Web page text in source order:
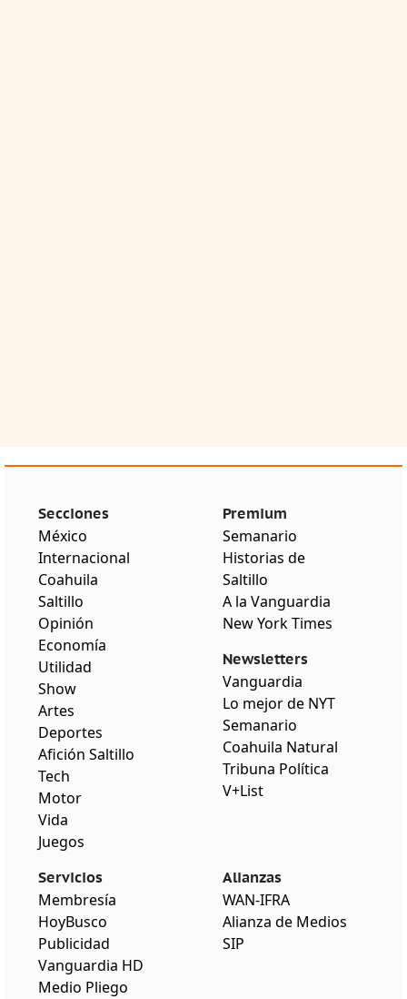
Secciones
México
Internacional
Coahuila
Saltillo
Opinión
Economía
Utilidad
Show
Artes
Deportes
Afición Saltillo
Tech
Motor
Vida
Juegos
Premium
Semanario
Historias de
Saltillo
A la Vanguardia
New York Times
Newsletters
Vanguardia
Lo mejor de NYT
Semanario
Coahuila Natural
Tribuna Política
V+List
Servicios
Membresía
HoyBusco
Publicidad
Vanguardia HD
Medio Pliego
Alianzas
WAN-IFRA
Alianza de Medios
SIP